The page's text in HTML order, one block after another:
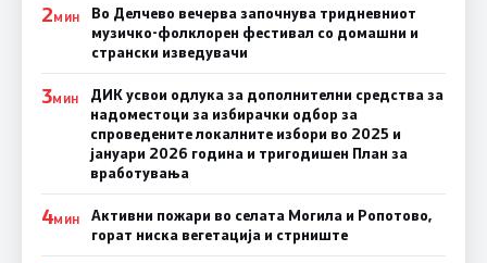
2МИН
Во Делчево вечерва започнува тридневниот
музичко-фолклорен фестивал со домашни и
странски изведувачи
3МИН
ДИК усвои одлука за дополнителни средства за
надоместоци за избирачки одбор за
спроведените локалните избори во 2025 и
јануари 2026 година и тригодишен План за
вработувања
4МИН
Активни пожари во селата Могила и Ропотово,
горат ниска вегетација и стрниште